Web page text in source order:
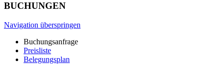
BUCHUNGEN
Navigation überspringen
Buchungsanfrage
Preisliste
Belegungsplan